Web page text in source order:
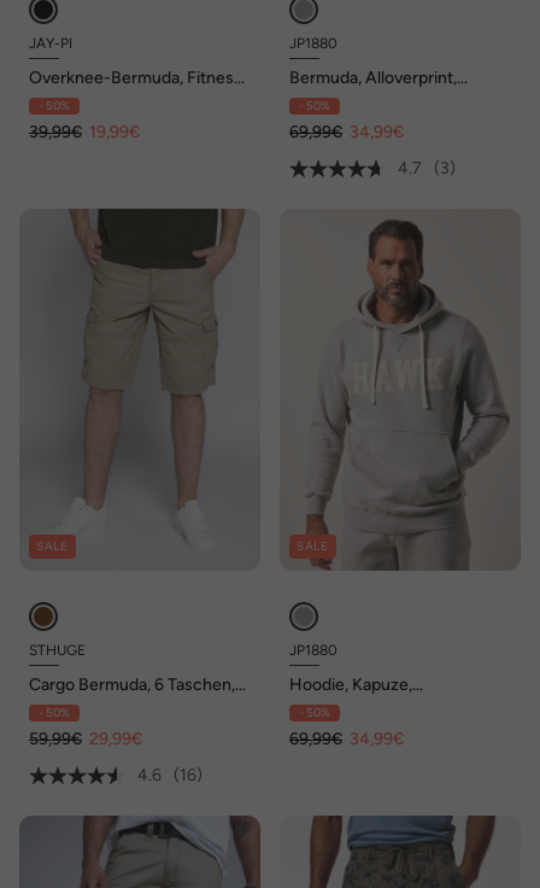
JAY-PI
Overknee-Bermuda, Fitness,
Mesh, Bauchfit, QuickDry, bis
7 XL
- 50%
39,99€ 19,99€
JP1880
Bermuda, Alloverprint,
Regular Fit, Elastikbund, bis 8
XL- 50%
69,99€ 34,99€
4.7
(3)
SALE
STHUGE
Cargo Bermuda, 6 Taschen,
Regular Fit, bis Gr. 72
- 50%
59,99€ 29,99€
4.6
(16)
SALE
JP1880
Hoodie, Kapuze,
Kängurutasche, Brustprint,
bis 8 XL
- 50%
69,99€ 34,99€